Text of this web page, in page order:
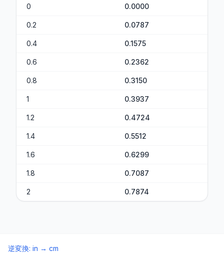
0 0.0000
0.2 0.0787
0.4 0.1575
0.6 0.2362
0.8 0.3150
1 0.3937
1.2 0.4724
1.4 0.5512
1.6 0.6299
1.8 0.7087
2 0.7874
逆変換: in → cm